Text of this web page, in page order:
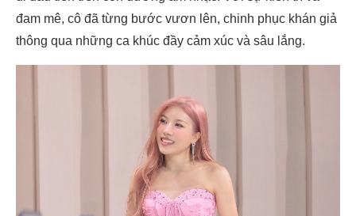
đam mê, cô đã từng bước vươn lên, chinh phục khán giả
thông qua những ca khúc đầy cảm xúc và sâu lắng.